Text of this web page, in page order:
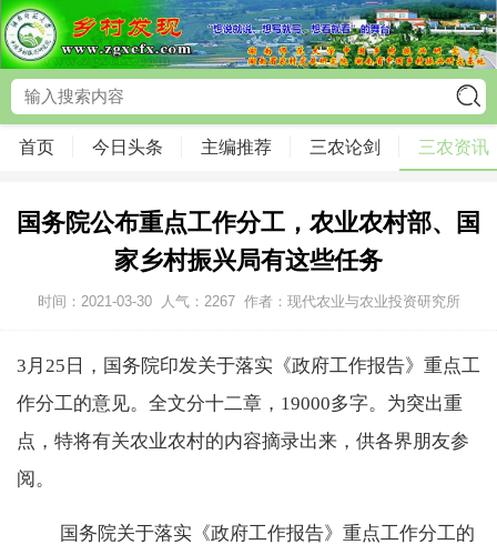
首页 今日头条 主编推荐 三农论剑 三农资讯
国务院公布重点工作分工，农业农村部、国
家乡村振兴局有这些任务
时间：2021-03-30 人气： 2267 作者：现代农业与农业投资研究所
3月25日，国务院印发关于落实《政府工作报告》重点工
作分工的意见。全文分十二章，19000多字。为突出重
点，特将有关农业农村的内容摘录出来，供各界朋友参
阅。
国务院关于落实《政府工作报告》重点工作分工的